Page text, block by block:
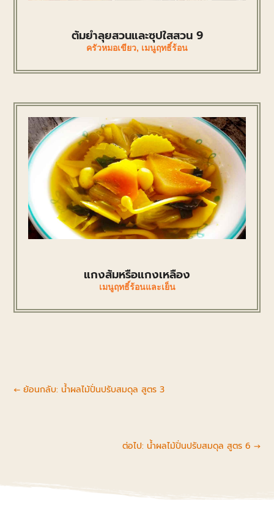
ต้มยำลุยสวนและซุปใสสวน 9
ครัวหมอเขียว, เมนูฤทธิ์ร้อน
แกงส้มหรือแกงเหลือง
เมนูฤทธิ์ร้อนและเย็น
←ย้อนกลับ: น้ำผลไม้ปั่นปรับสมดุล สูตร 3
ต่อไป: น้ำผลไม้ปั่นปรับสมดุล สูตร 6 →